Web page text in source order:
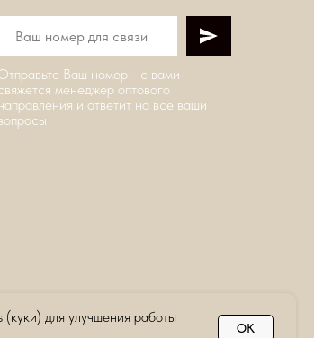
для улучшения работы
OK
Ваш номер - с вами
менеджер оптового
и ответит на все ваши